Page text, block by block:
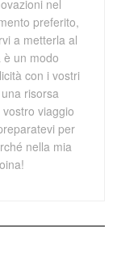
nel
preferito,
a metterla al
un modo
con i vostri
risorsa
viaggio
per
nella mia